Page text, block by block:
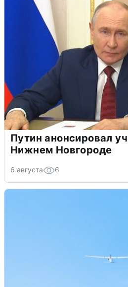
Путин анонсировал
Нижнем Новгороде
6 августа 6